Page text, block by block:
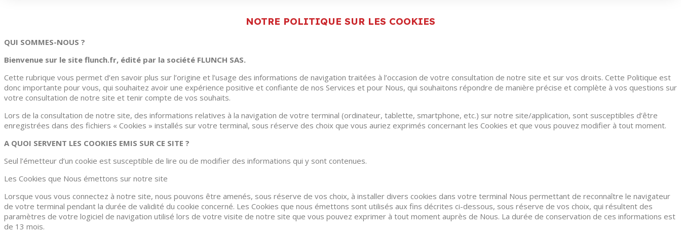
NOTRE POLITIQUE SUR LES COOKIES
QUI SOMMES-NOUS ?
Bienvenue sur le site flunch.fr, édité par la société FLUNCH SAS.
Cette rubrique vous permet d’en savoir plus sur l’origine et l’usage des informations de navigation traitées à l’occasion de votre consultation de notre site et sur vos droits. Cette Politique est
donc importante pour vous, qui souhaitez avoir une expérience positive et confiante de nos Services et pour Nous, qui souhaitons répondre de manière précise et complète à vos questions sur
votre consultation de notre site et tenir compte de vos souhaits.
Lors de la consultation de notre site, des informations relatives à la navigation de votre terminal (ordinateur, tablette, smartphone, etc.) sur notre site/application, sont susceptibles d’être
enregistrées dans des fichiers « Cookies » installés sur votre terminal, sous réserve des choix que vous auriez exprimés concernant les Cookies et que vous pouvez modifier à tout moment.
A QUOI SERVENT LES COOKIES EMIS SUR CE SITE ?
Seul l’émetteur d’un cookie est susceptible de lire ou de modifier des informations qui y sont contenues.
Les Cookies que Nous émettons sur notre site
Lorsque vous vous connectez à notre site, nous pouvons être amenés, sous réserve de vos choix, à installer divers cookies dans votre terminal Nous permettant de reconnaître le navigateur
de votre terminal pendant la durée de validité du cookie concerné. Les Cookies que nous émettons sont utilisés aux fins décrites ci-dessous, sous réserve de vos choix, qui résultent des
paramètres de votre logiciel de navigation utilisé lors de votre visite de notre site que vous pouvez exprimer à tout moment auprès de Nous. La durée de conservation de ces informations est
de 13 mois.